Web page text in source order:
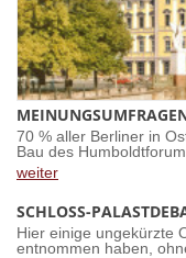
70 % aller Berliner in
Bau des
weiter
SCHLOSS-
Hier einige ungekürzte
entnommen haben,